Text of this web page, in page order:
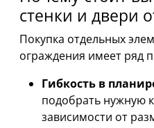
стенки и двери
Покупка отдельных
ограждения имеет ряд
Гибкость в
подобрать нужную
зависимости от